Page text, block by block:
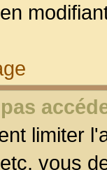
limiter
vous